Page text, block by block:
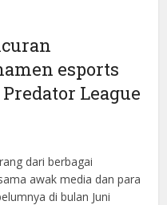
esports
League
dari berbagai
awak media dan para
di bulan Juni